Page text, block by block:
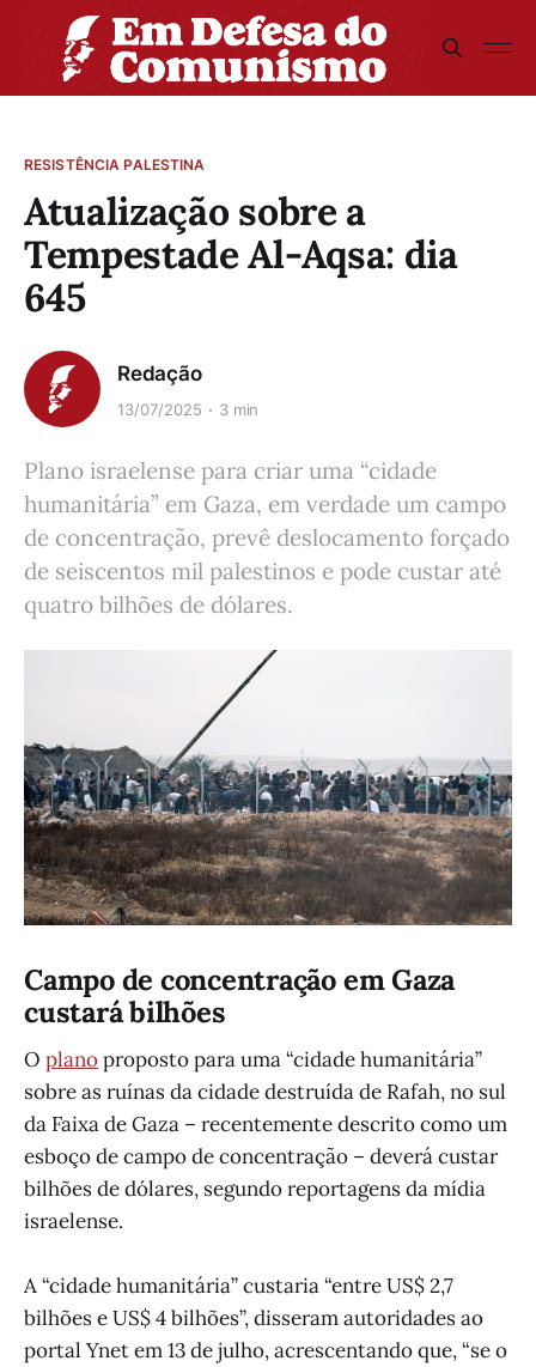
RESISTÊNCIA PALESTINA
Atualização sobre a
Tempestade Al-Aqsa: dia
645
Redação
13/07/2025 3 min
Plano israelense para criar uma “cidade
humanitária” em Gaza, em verdade um campo
de concentração, prevê deslocamento forçado
de seiscentos mil palestinos e pode custar até
quatro bilhões de dólares.
Campo de concentração em Gaza
custará bilhões
O planoproposto para uma “cidade humanitária”
sobre as ruínas da cidade destruída de Rafah, no sul
da Faixa de Gaza – recentemente descrito como um
esboço de campo de concentração – deverá custar
bilhões de dólares, segundo reportagens da mídia
israelense.
A “cidade humanitária” custaria “entre US$ 2,7
bilhões e US$ 4 bilhões”, disseram autoridades ao
portal Ynet em 13 de julho, acrescentando que, “se o